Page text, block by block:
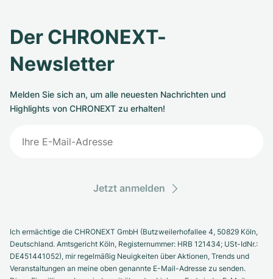
Der CHRONEXT-
Newsletter
Melden Sie sich an, um alle neuesten Nachrichten und
Highlights von CHRONEXT zu erhalten!
Jetzt anmelden
Ich ermächtige die CHRONEXT GmbH (Butzweilerhofallee 4, 50829 Köln,
Deutschland. Amtsgericht Köln, Registernummer: HRB 121434; USt-IdNr.:
DE451441052), mir regelmäßig Neuigkeiten über Aktionen, Trends und
Veranstaltungen an meine oben genannte E-Mail-Adresse zu senden.